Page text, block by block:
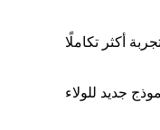
جديد للولاء